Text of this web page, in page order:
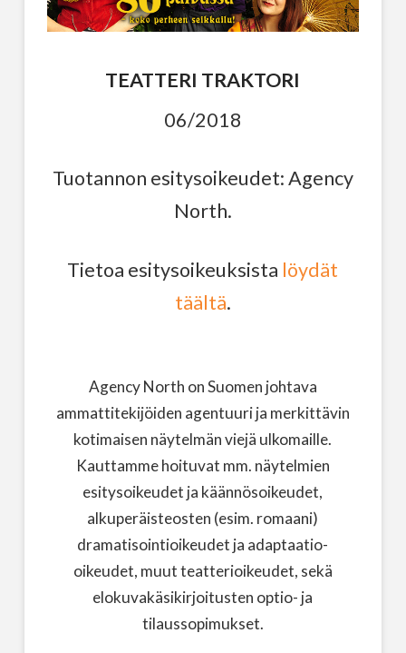
TEATTERI TRAKTORI
06/2018
Tuotannon esitysoikeudet: Agency
North.
Tietoa esitysoikeuksista löydät
täältä.
Agency North on Suomen johtava
ammattitekijöiden agentuuri ja merkittävin
kotimaisen näytelmän viejä ulkomaille.
Kauttamme hoituvat mm. näytelmien
esitysoikeudet ja käännösoikeudet,
alkuperäisteosten (esim. romaani)
dramatisointioikeudet ja adaptaatio-
oikeudet, muut teatterioikeudet, sekä
elokuvakäsikirjoitusten optio- ja
tilaussopimukset.